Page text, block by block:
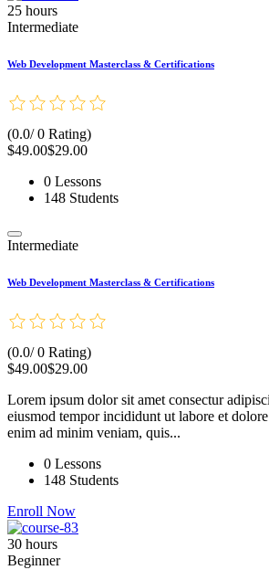
25 hours
Intermediate
Web Development Masterclass & Certifications
(0.0/ 0 Rating)
$49.00$29.00
0 Lessons
148 Students
Intermediate
Web Development Masterclass & Certifications
(0.0/ 0 Rating)
$49.00$29.00
Lorem ipsum dolor sit amet consectur
eiusmod tempor incididunt ut labore et
enim ad minim veniam, quis...
0 Lessons
148 Students
Enroll Now
30 hours
Beginner